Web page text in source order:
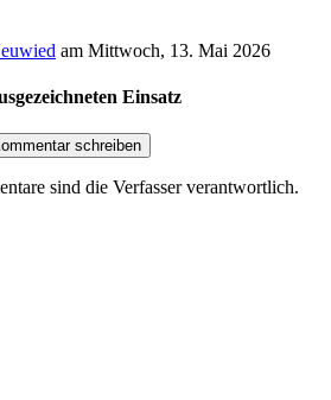
am Mittwoch, 13. Mai 2026
Einsatz
sind die Verfasser verantwortlich.